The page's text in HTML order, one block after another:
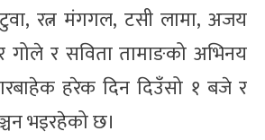
रत्न मंगगल, टसी लामा, अजय
गोले र सविता तामाङको अभिनय
हरेक दिन दिउँसो १ बजे र
भइरहेको छ।